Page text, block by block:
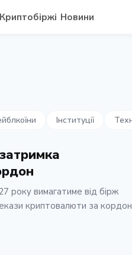
Криптобіржі Новини
Інституції
року вимагатиме від бірж
криптовалюти за